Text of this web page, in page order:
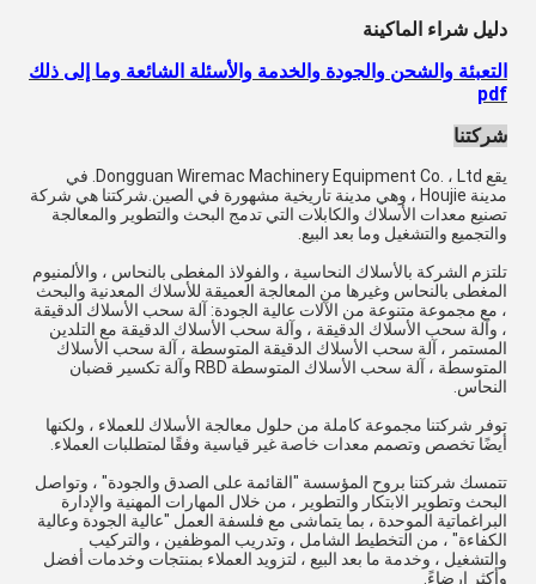
دليل شراء الماكينة
التعبئة والشحن والجودة والخدمة والأسئلة الشائعة وما إلى ذلك
pdf
شركتنا
يقع Dongguan Wiremac Machinery Equipment Co. ، Ltd. في
مدينة Houjie ، وهي مدينة تاريخية مشهورة في الصين.شركتنا هي شركة
تصنيع معدات الأسلاك والكابلات التي تدمج البحث والتطوير والمعالجة
والتجميع والتشغيل وما بعد البيع.
تلتزم الشركة بالأسلاك النحاسية ، والفولاذ المغطى بالنحاس ، والألمنيوم
المغطى بالنحاس وغيرها من المعالجة العميقة للأسلاك المعدنية والبحث
، مع مجموعة متنوعة من الآلات عالية الجودة: آلة سحب الأسلاك الدقيقة
، وآلة سحب الأسلاك الدقيقة ، وآلة سحب الأسلاك الدقيقة مع التلدين
المستمر ، آلة سحب الأسلاك الدقيقة المتوسطة ، آلة سحب الأسلاك
المتوسطة ، آلة سحب الأسلاك المتوسطة RBD وآلة تكسير قضبان
النحاس.
توفر شركتنا مجموعة كاملة من حلول معالجة الأسلاك للعملاء ، ولكنها
أيضًا تخصص وتصمم معدات خاصة غير قياسية وفقًا لمتطلبات العملاء.
تتمسك شركتنا بروح المؤسسة "القائمة على الصدق والجودة" ، وتواصل
البحث وتطوير الابتكار والتطوير ، من خلال المهارات المهنية والإدارة
البراغماتية الموحدة ، بما يتماشى مع فلسفة العمل "عالية الجودة وعالية
الكفاءة" ، من التخطيط الشامل ، وتدريب الموظفين ، والتركيب
والتشغيل ، وخدمة ما بعد البيع ، لتزويد العملاء بمنتجات وخدمات أفضل
وأكثر إرضاءً.